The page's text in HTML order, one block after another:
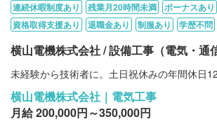
連続休暇制度あり
残業月20時間未満 ボーナスあり
資格取得支援あり
退職金あり 制服あり 学歴不問
横山電機株式会社 / 設備工事（電気・通
未経験から技術者に。土日祝休みの年間休日
横山電機株式会社｜電気工事
月給 200,000円～350,000円